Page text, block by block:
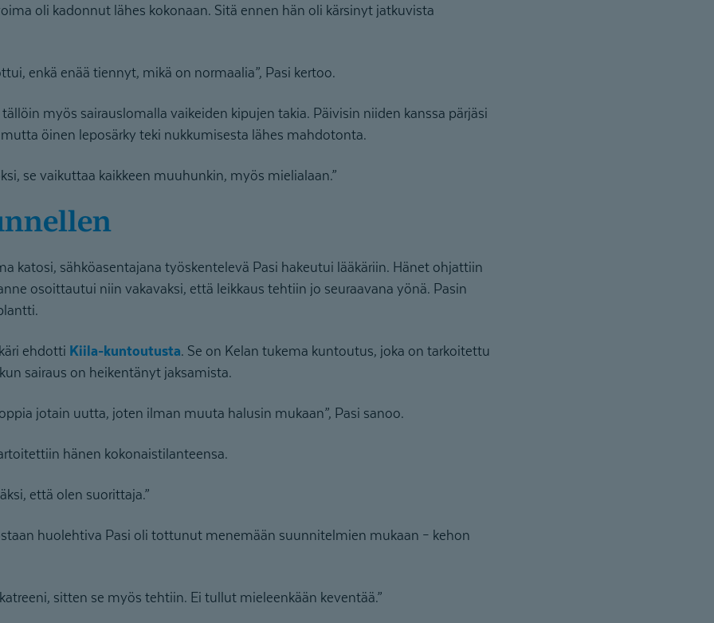
oli kadonnut lähes kokonaan. Sitä ennen hän oli kärsinyt jatkuvista
enkä enää tiennyt, mikä on normaalia”, Pasi kertoo.
myös sairauslomalla vaikeiden kipujen takia. Päivisin niiden kanssa pärjäsi
öinen leposärky teki nukkumisesta lähes mahdotonta.
se vaikuttaa kaikkeen muuhunkin, myös mielialaan.”
katosi, sähköasentajana työskentelevä Pasi hakeutui lääkäriin. Hänet ohjattiin
osoittautui niin vakavaksi, että leikkaus tehtiin jo seuraavana yönä. Pasin
ehdotti Kiila-kuntoutusta. Se on Kelan tukema kuntoutus, joka on tarkoitettu
sairaus on heikentänyt jaksamista.
jotain uutta, joten ilman muuta halusin mukaan”, Pasi sanoo.
hänen kokonaistilanteensa.
että olen suorittaja.”
huolehtiva Pasi oli tottunut menemään suunnitelmien mukaan – kehon
sitten se myös tehtiin. Ei tullut mieleenkään keventää.”